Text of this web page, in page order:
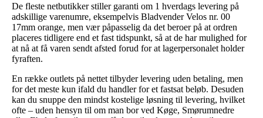
De fleste netbutikker stiller garanti om 1 hverdags levering på
adskillige varenumre, eksempelvis Bladvender Velos nr. 00
17mm orange, men vær påpasselig da det beroer på at ordren
placeres tidligere end et fast tidspunkt, så at de har mulighed for
at nå at få varen sendt afsted forud for at lagerpersonalet holder
fyraften.
En række outlets på nettet tilbyder levering uden betaling, men
for det meste kun ifald du handler for et fastsat beløb. Desuden
kan du snuppe den mindst kostelige løsning til levering, hvilket
ofte – uden hensyn til om man bor ved Køge, Smørumnedre